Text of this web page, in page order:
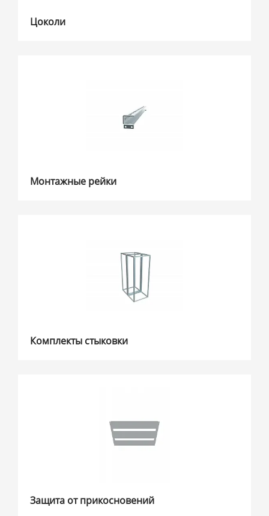
Цоколи
Монтажные рейки
Комплекты стыковки
Защита от прикосновений